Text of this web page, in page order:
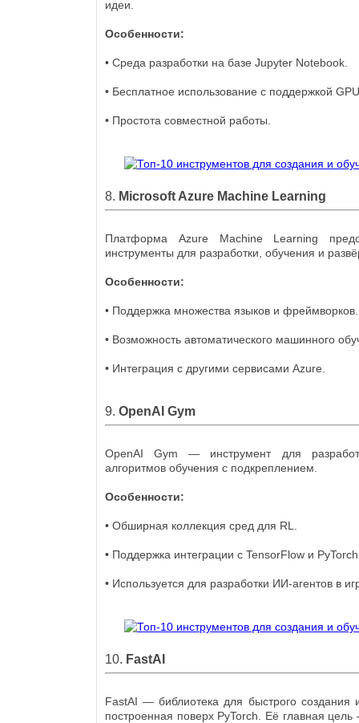
идеи.
Особенности:
• Среда разработки на базе Jupyter Notebook.
• Бесплатное использование с поддержкой
• Простота совместной работы.
8. Microsoft Azure Machine Learning
Платформа Azure Machine Learning
инструменты для разработки, обучения и
Особенности:
• Поддержка множества языков и фреймворков.
• Возможность автоматического машинного
• Интеграция с другими сервисами Azure.
9. OpenAI Gym
OpenAI Gym — инструмент для
алгоритмов обучения с подкреплением.
Особенности:
• Обширная коллекция сред для RL.
• Поддержка интеграции с TensorFlow и
• Используется для разработки ИИ-агентов в
10. FastAI
FastAI — библиотека для быстрого создания
построенная поверх PyTorch. Её главная